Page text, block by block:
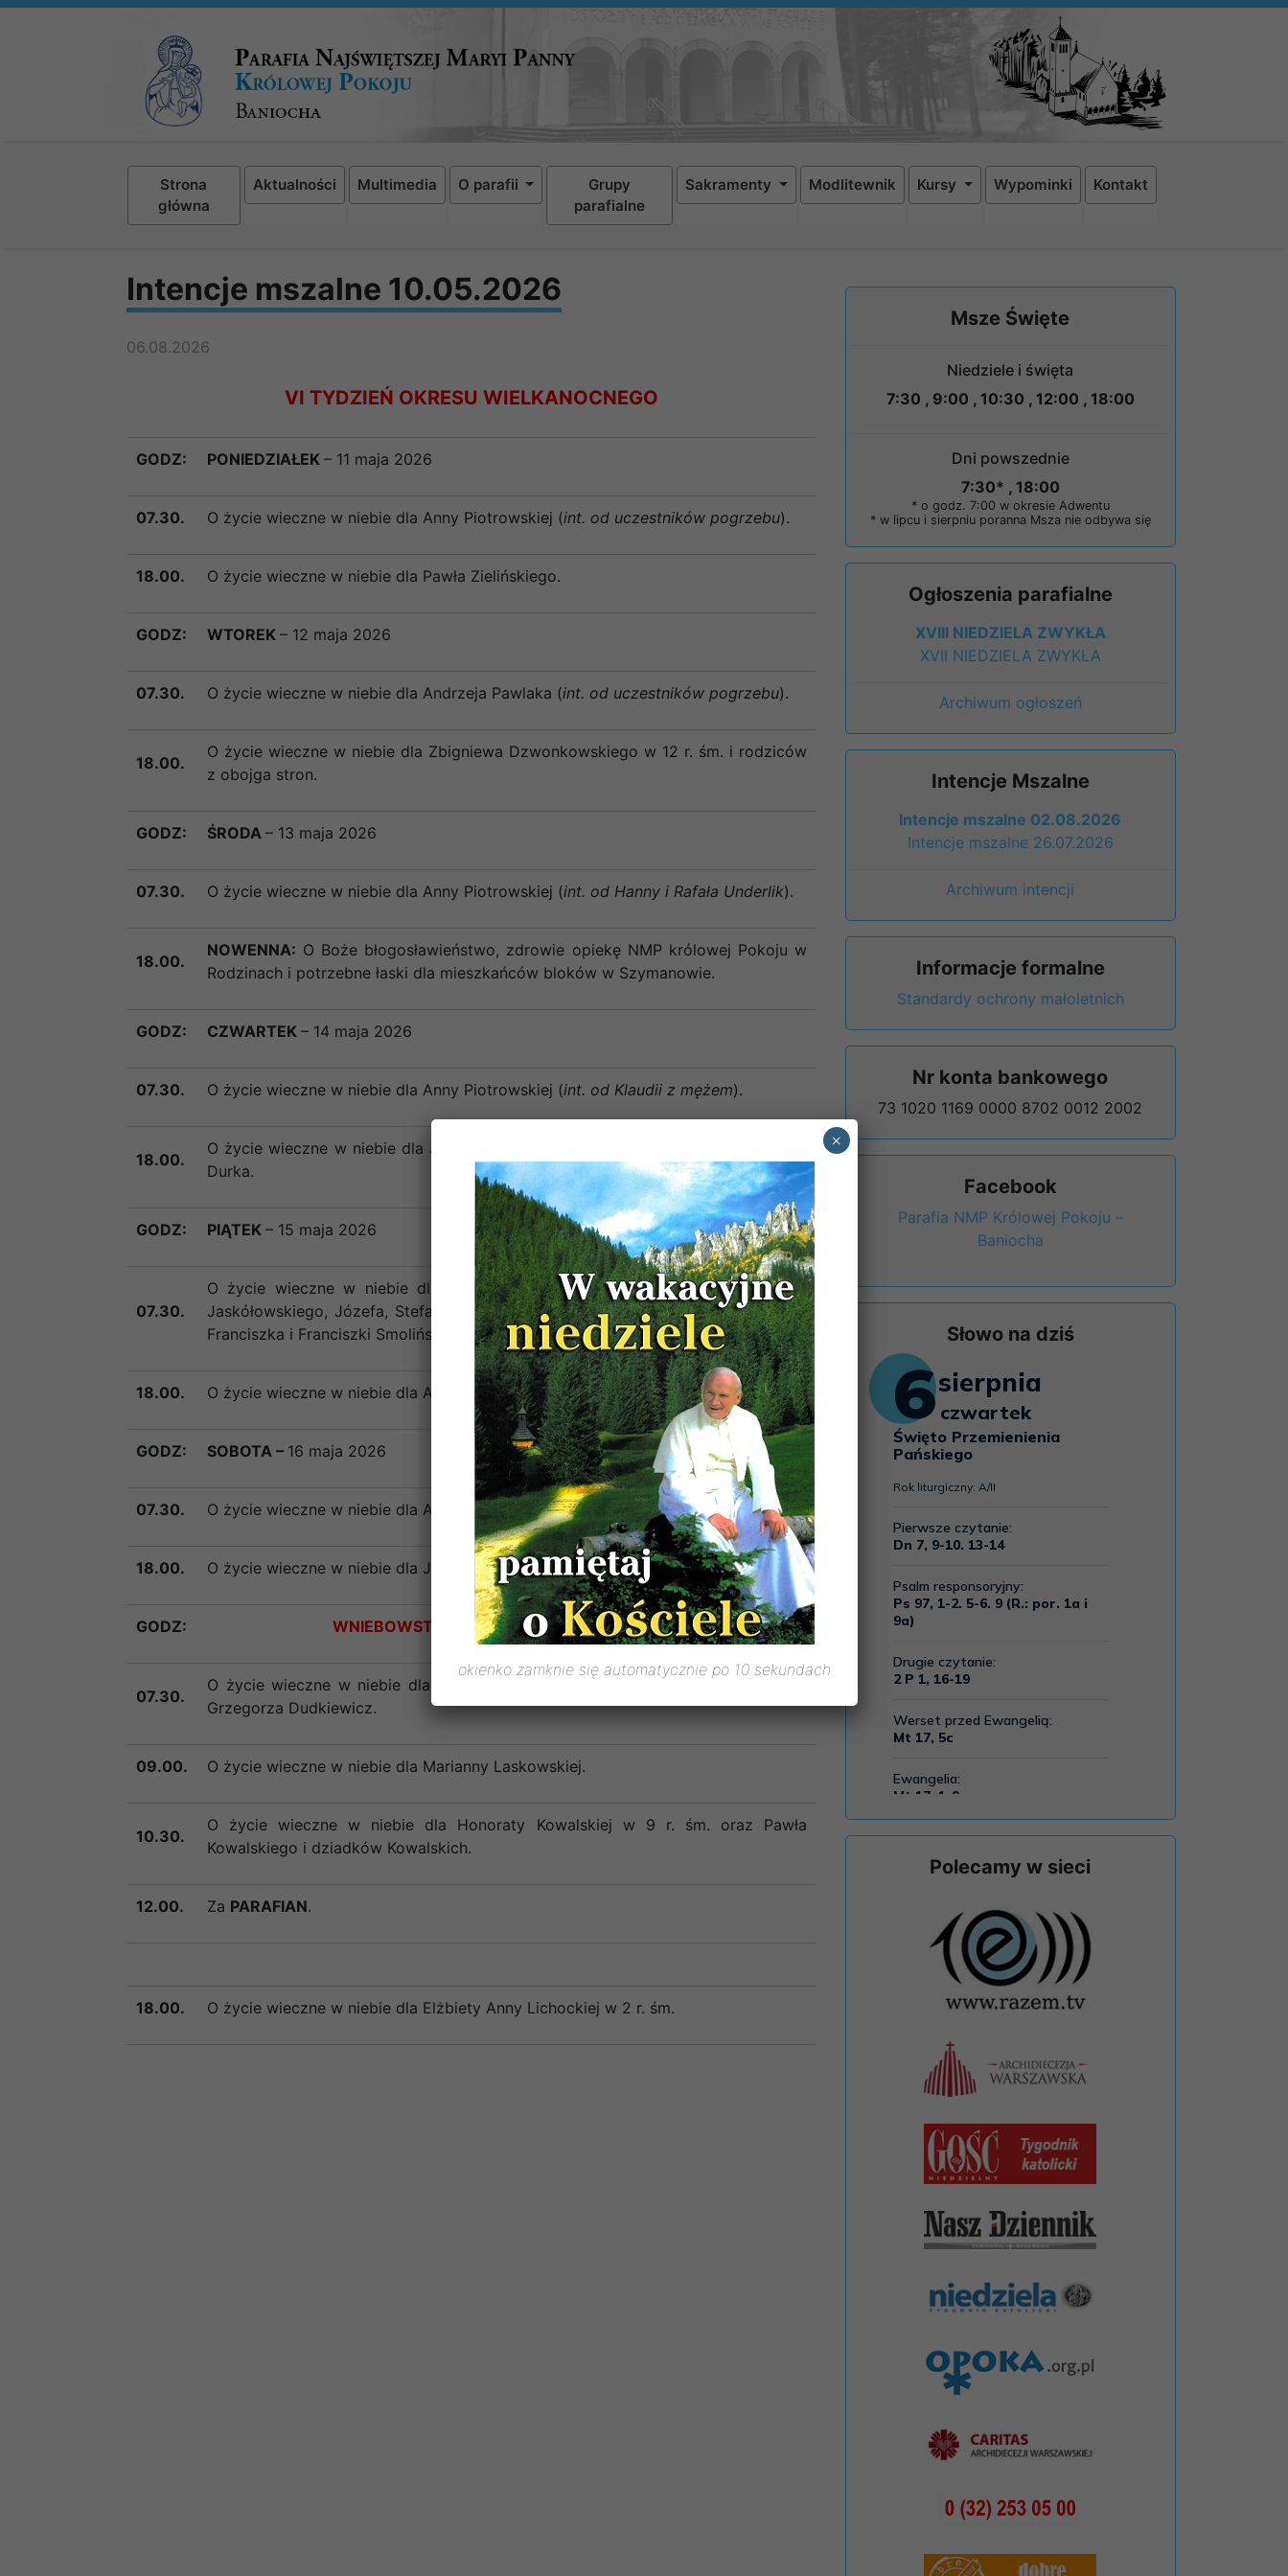
Strona
główna
Aktualności Multimedia O parafii
Grupy
parafialne
Sakramenty Modlitewnik Kursy Wypominki Kontakt
Intencje mszalne 10.05.2026
06.08.2026
VI TYDZIEŃ OKRESU WIELKANOCNEGO
GODZ: PONIEDZIAŁEK – 11 maja 2026
07.30. O życie wieczne w niebie dla Anny Piotrowskiej (int. od uczestników pogrzebu).
18.00. O życie wieczne w niebie dla Pawła Zielińskiego.
GODZ: WTOREK – 12 maja 2026
07.30. O życie wieczne w niebie dla Andrzeja Pawlaka (int. od uczestników pogrzebu).
18.00.
O życie wieczne w niebie dla Zbigniewa Dzwonkowskiego w 12 r. śm. i rodziców
z obojga stron.
GODZ: ŚRODA – 13 maja 2026
07.30. O życie wieczne w niebie dla Anny Piotrowskiej (int. od Hanny i Rafała Underlik).
18.00.
NOWENNA: O Boże błogosławieństwo, zdrowie opiekę NMP królowej Pokoju w
Rodzinach i potrzebne łaski dla mieszkańców bloków w Szymanowie.
GODZ: CZWARTEK – 14 maja 2026
07.30. O życie wieczne w niebie dla Anny Piotrowskiej (int. od Klaudii z mężem).
18.00.
O życie wieczne w niebie dla Jana Durka w 23 r. śm. oraz Wacławy i Waldemara
Durka.
GODZ: PIĄTEK – 15 maja 2026
07.30.
O życie wieczne w niebie dla Tadeusza Smolińskiego w 13 r. śm., Zdzisława
Jaskółowskiego, Józefa, Stefani, Józefa, Jerzego i Tadeusza Kraszewskich oraz
Franciszka i Franciszki Smolińskich.
18.00. O życie wieczne w niebie dla Anny Komar.
GODZ: SOBOTA – 16 maja 2026
07.30. O życie wieczne w niebie dla Anny Piotrowskiej (int. od rodz. ).
18.00. O życie wieczne w niebie dla Józefa Szychta.
GODZ: WNIEBOWSTĄPIENIE PAŃSKIE–17 maja 2026
07.30.
O życie wieczne w niebie dla Wacława Dudkiewicza w 21 r. śm. oraz Jadwigi i
Grzegorza Dudkiewicz.
09.00. O życie wieczne w niebie dla Marianny Laskowskiej.
10.30.
O życie wieczne w niebie dla Honoraty Kowalskiej w 9 r. śm. oraz Pawła
Kowalskiego i dziadków Kowalskich.
12.00. Za PARAFIAN.
18.00. O życie wieczne w niebie dla Elżbiety Anny Lichockiej w 2 r. śm.
Msze Święte
Niedziele i święta
7:30 , 9:00 , 10:30 , 12:00 , 18:00
Dni powszednie
7:30* , 18:00
* o godz. 7:00 w okresie Adwentu
* w lipcu i sierpniu poranna Msza nie odbywa się
Ogłoszenia parafialne
XVIII NIEDZIELA ZWYKŁA
XVII NIEDZIELA ZWYKŁA
Archiwum ogłoszeń
Intencje Mszalne
Intencje mszalne 02.08.2026
Intencje mszalne 26.07.2026
Archiwum intencji
Informacje formalne
Standardy ochrony małoletnich
Nr konta bankowego
73 1020 1169 0000 8702 0012 2002
Facebook
Parafia NMP Królowej Pokoju –
Baniocha
Słowo na dziś
Polecamy w sieci
okienko zamknie się automatycznie po 10 sekundach
×